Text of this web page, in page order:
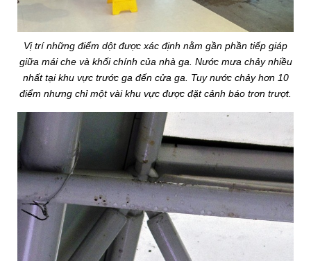
Vị trí những điểm dột được xác định nằm gần phần tiếp giáp
giữa mái che và khối chính của nhà ga. Nước mưa chảy nhiều
nhất tại khu vực trước ga đến cửa ga. Tuy nước chảy hơn 10
điểm nhưng chỉ một vài khu vực được đặt cảnh báo trơn trượt.